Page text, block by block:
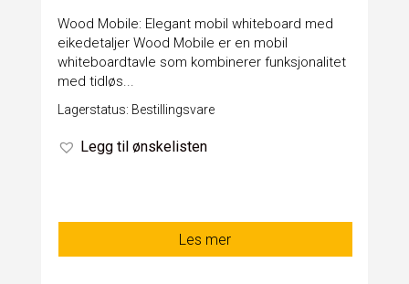
​Wood Mobile: Elegant mobil whiteboard med
eikedetaljer​ Wood Mobile er en mobil
whiteboardtavle som kombinerer funksjonalitet
med tidløs...
Lagerstatus: Bestillingsvare
Legg til ønskelisten
Les mer